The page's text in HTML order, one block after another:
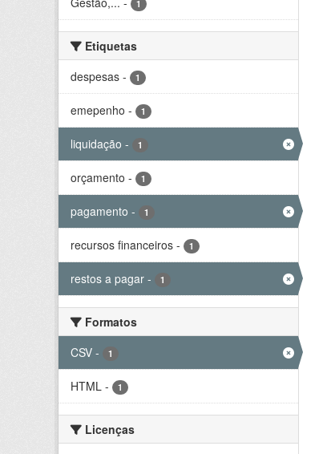
1
Etiquetas
despesas - 1
emepenho - 1
liquidação - 1
orçamento - 1
pagamento - 1
recursos financeiros - 1
restos a pagar - 1
Formatos
CSV - 1
HTML - 1
Licenças